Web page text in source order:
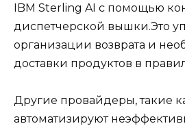
IBM Sterling AI с помощью
диспетчерской вышки.Это
организации возврата и
доставки продуктов в
Другие провайдеры, такие
автоматизируют